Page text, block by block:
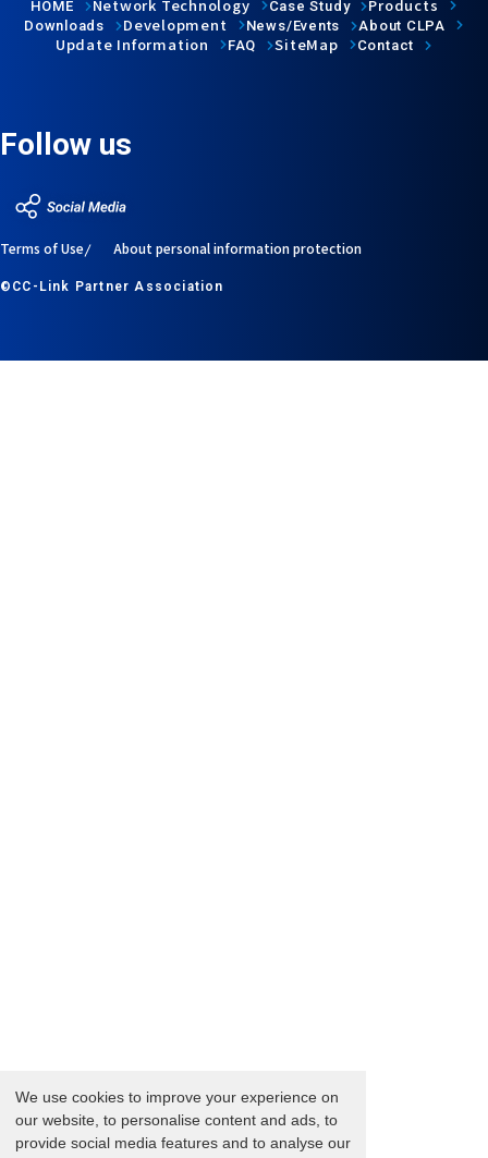
We use cookies to improve your experience on
our website, to personalise content and ads, to
provide social media features and to analyse our
HOME Network Technology Case Study Products
Downloads Development News/Events About CLPA
Update Information FAQ SiteMap Contact
Follow us
Terms of Use About personal information protection
©CC-Link Partner Association